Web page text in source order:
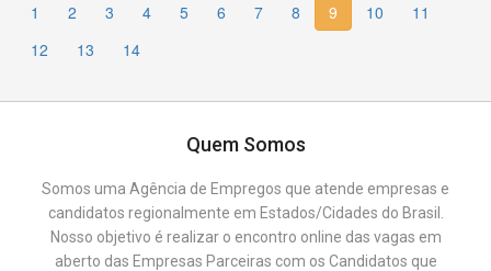
1 2 3 4 5 6 7 8 9 10
11
12
13 14
Quem Somos
Somos uma Agência de Empregos que atende empresas e
candidatos regionalmente em Estados/Cidades do Brasil.
Nosso objetivo é realizar o encontro online das vagas em
aberto das Empresas Parceiras com os Candidatos que